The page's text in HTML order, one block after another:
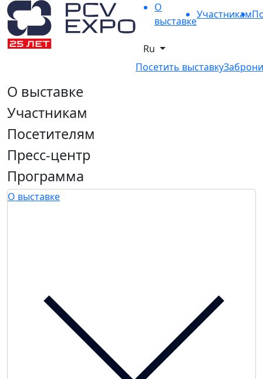
О
выставке
Участникам
Ru
Посетить выставку
О выставке
Участникам
Посетителям
Пресс-центр
Программа
О выставке